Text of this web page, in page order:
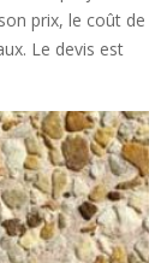
prix, le coût de
Le devis est